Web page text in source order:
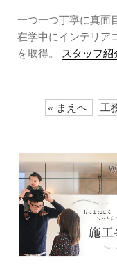
一つ一つ丁寧に真面
在学中にインテリア
を取得。 スタッフ紹
« まえへ 工